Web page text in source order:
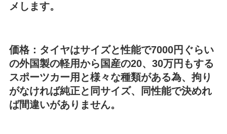
メします。
価格：タイヤはサイズと性能で7000円ぐらい
の外国製の軽用から国産の20、30万円もする
スポーツカー用と様々な種類がある為、拘り
がなければ純正と同サイズ、同性能で決めれ
ば間違いがありません。